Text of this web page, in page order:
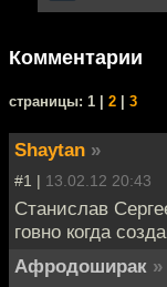
Комментарии
cтраницы: 1 | 2 3
Shaytan »
#1 | 13.02.12 20:43
Станислав
говно когда
Афродоширак »